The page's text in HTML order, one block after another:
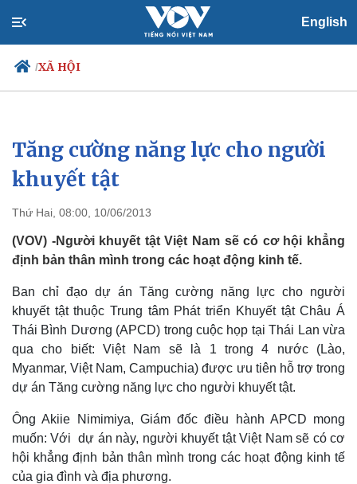
English
/XÃ HỘI
Chính trị
Đảng
Tổ chức nhân sự
Nhận diện sự thật
Xã hội
Việc làm
Biển đảo
Tăng cường năng lực cho người
khuyết tật
Thứ Hai, 08:00, 10/06/2013
(VOV) -Người khuyết tật Việt Nam sẽ có cơ hội khẳng
định bản thân mình trong các hoạt động kinh tế.
Ban chỉ đạo dự án Tăng cường năng lực cho người
khuyết tật thuộc Trung tâm Phát triển Khuyết tật Châu Á
Thái Bình Dương (APCD) trong cuộc họp tại Thái Lan vừa
qua cho biết: Việt Nam sẽ là 1 trong 4 nước (Lào,
Myanmar, Việt Nam, Campuchia) được ưu tiên hỗ trợ trong
dự án Tăng cường năng lực cho người khuyết tật.
Ông Akiie Nimimiya, Giám đốc điều hành APCD mong
muốn: Với dự án này, người khuyết tật Việt Nam sẽ có cơ
hội khẳng định bản thân mình trong các hoạt động kinh tế
của gia đình và địa phương.